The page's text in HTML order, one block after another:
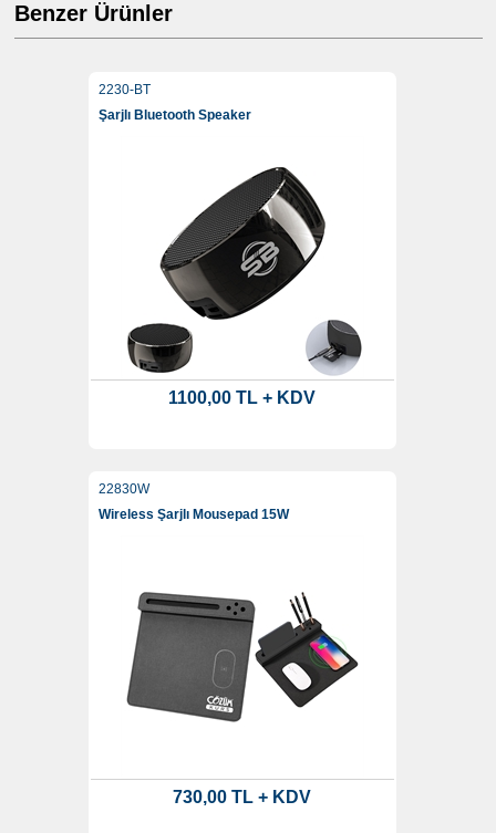
Benzer Ürünler
2230-BT
Şarjlı Bluetooth Speaker
1100,00 TL + KDV
22830W
Wireless Şarjlı Mousepad 15W
730,00 TL + KDV